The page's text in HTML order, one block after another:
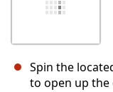
Spin the
to open up the